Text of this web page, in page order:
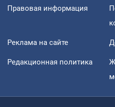
Правовая информация
Реклама на сайте
Редакционная политика